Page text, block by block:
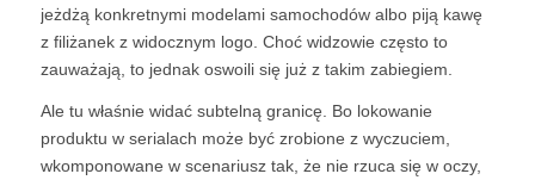
jeżdżą konkretnymi modelami samochodów albo piją kawę
z filiżanek z widocznym logo. Choć widzowie często to
zauważają, to jednak oswoili się już z takim zabiegiem.
Ale tu właśnie widać subtelną granicę. Bo lokowanie
produktu w serialach może być zrobione z wyczuciem,
wkomponowane w scenariusz tak, że nie rzuca się w oczy,